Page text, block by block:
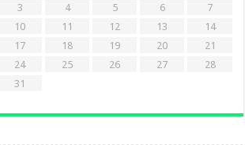
3 4 5 6
7
10 11 12 13
14
17 18 19 20
21
24 25 26 27
28
31